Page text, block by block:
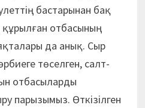
бастарынан бақ
отбасының
да анық. Сыр
төселген, салт-
отбасыларды
парызымыз. Өткізілген